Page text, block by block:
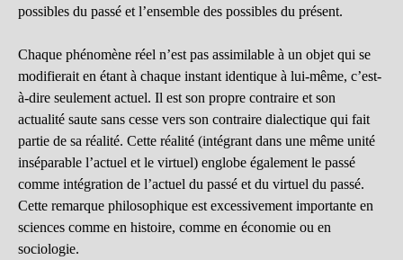
possibles du passé et l’ensemble des possibles du présent.
Chaque phénomène réel n’est pas assimilable à un objet qui se
modifierait en étant à chaque instant identique à lui-même, c’est-
à-dire seulement actuel. Il est son propre contraire et son
actualité saute sans cesse vers son contraire dialectique qui fait
partie de sa réalité. Cette réalité (intégrant dans une même unité
inséparable l’actuel et le virtuel) englobe également le passé
comme intégration de l’actuel du passé et du virtuel du passé.
Cette remarque philosophique est excessivement importante en
sciences comme en histoire, comme en économie ou en
sociologie.